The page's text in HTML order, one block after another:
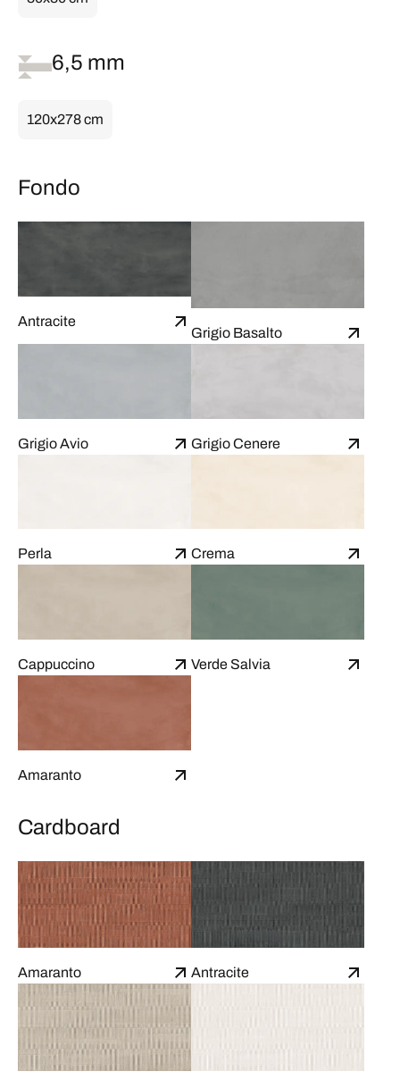
6,5 mm
120x278 cm
Fondo
Antracite
Grigio Basalto
Grigio Avio Grigio Cenere
Perla Crema
Cappuccino Verde Salvia
Amaranto
Cardboard
Amaranto Antracite